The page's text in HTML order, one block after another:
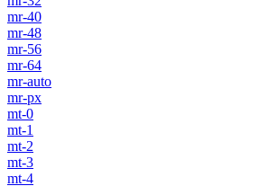
mr-40
mr-48
mr-56
mr-64
mr-auto
mr-px
mt-0
mt-1
mt-2
mt-3
mt-4